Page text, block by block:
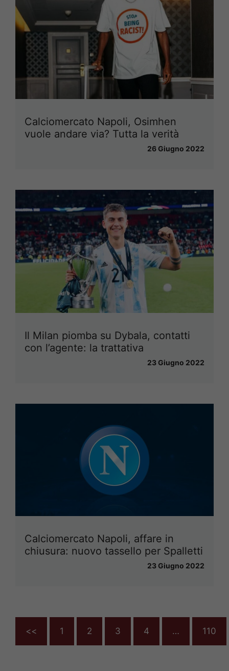
Calciomercato Napoli, Osimhen
vuole andare via? Tutta la verità
26 Giugno 2022
Il Milan piomba su Dybala, contatti
con l’agente: la trattativa
23 Giugno 2022
Calciomercato Napoli, affare in
chiusura: nuovo tassello per Spalletti
23 Giugno 2022
<< 1 2 3 4 … 110